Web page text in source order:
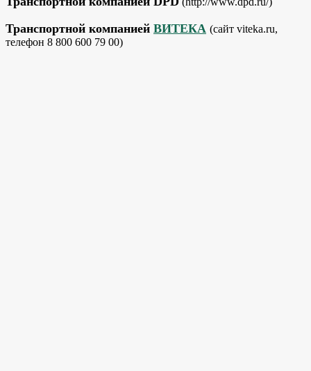
Транспортной компанией ВИТЕКА (сайт viteka.ru,
телефон 8 800 600 79 00)